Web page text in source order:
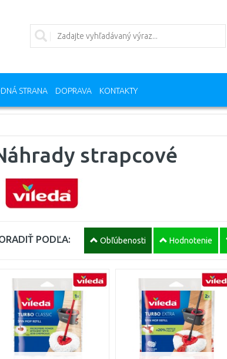
STRANA DOPRAVA KONTAKTY
strapcové
PODĽA: Obľúbenosti Hodnotenie